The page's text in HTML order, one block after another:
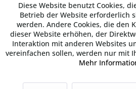
Diese Website benutzt Cookies,
Betrieb der Website erforderlich
werden. Andere Cookies, die den
dieser Website erhöhen, der
Interaktion mit anderen Websites
vereinfachen sollen, werden nur mit
Mehr